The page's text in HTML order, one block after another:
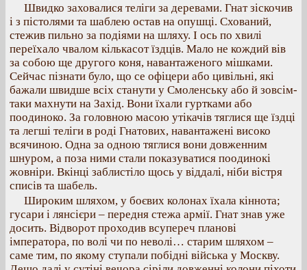
Швидко заховалися теліги за деревами. Гнат зіскочив
і з пістолями та шаблею остав на опушці. Схований,
стежив пильно за подіями на шляху. І ось по хвилі
переїхало чвалом кількасот їздців. Мало не кождий вів
за собою ще другого коня, навантаженого мішками.
Сейчас пізнати було, що се офіцери або цивільні, які
бажали швидше всіх станути у Смоленську або й зовсім-
таки махнути на Захід. Вони їхали гуртками або
поодиноко. За головною масою утікачів тяглися ще їздці
та легші теліги в роді Гнатових, навантажені високо
всячиною. Одна за одною тяглися вони довженним
шнуром, а поза ними стали показуватися поодинокі
жовніри. Вкінці заблистіло щось у віддалі, ніби вістря
списів та шабель.
Широким шляхом, у боєвих колонах їхала кіннота;
гусари і лянсієри – передня стежа армії. Гнат знав уже
досить. Відворот проходив всупереч планові
імператора, по волі чи по неволі… старим шляхом –
саме тим, по якому ступали побідні війська у Москву.